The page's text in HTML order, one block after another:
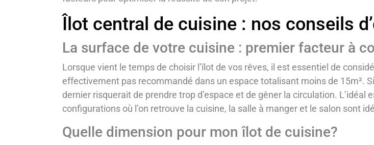
Îlot central de cuisine : nos conseils
La surface de votre cuisine : premier facteur à
Lorsque vient le temps de choisir l’îlot de vos rêves, il est essentiel de
effectivement pas recommandé dans un espace totalisant moins de 15m².
dernier risquerait de prendre trop d’espace et de gêner la circulation. L’idéal
configurations où l’on retrouve la cuisine, la salle à manger et le salon sont
Quelle dimension pour mon îlot de cuisine?